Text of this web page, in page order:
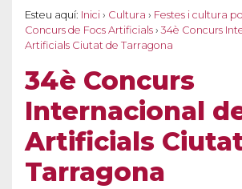
Esteu aquí: Inici › Cultura › Festes i cultura
Concurs de Focs Artificials ›34è Concurs
Artificials Ciutat de Tarragona
34è Concurs
Internacional
Artificials
Tarragona